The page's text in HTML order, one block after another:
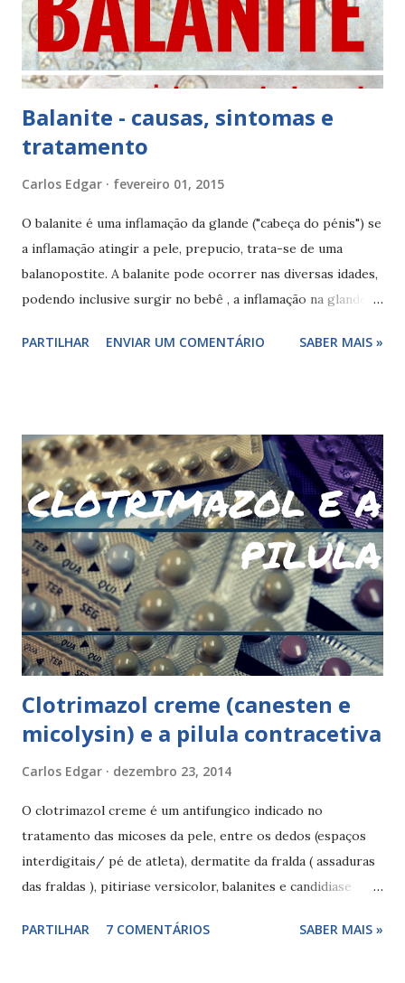
com gyno-pevaryl® urticária dematite de contacto
exfoliação da pele eritema dor, irritação e inchaço edema...
Balanite - causas, sintomas e
tratamento
Carlos Edgar fevereiro 01, 2015
O balanite é uma inflamação da glande ("cabeça do pénis") se
a inflamação atingir a pele, prepucio, trata-se de uma
balanopostite. A balanite pode ocorrer nas diversas idades,
podendo inclusive surgir no bebê , a inflamação na glande
contaminação dos tecidos por batérias, vírus ou fungos (
penetrações dolorosas), roupa (tecidos), preservativo ,
espermicidas , ausência de cuidados de higiene, infeções
sexualmente transmissíveis, alergias e doenças de pele. A
inflamação da glande - balanites podem surgir mais
facilmente em pessoas com diabetes , com menos cuidados
de higiene intima, parceiros com candidiase , psoriase,
traumas frequentes nas relações (fricção), pessoas obesas,
presença de dor nas relações sexuais ou presença de
doenças sexualm...
PARTILHAR ENVIAR UM COMENTÁRIO SABER MAIS »
Clotrimazol creme (canesten e
micolysin) e a pilula contracetiva
Carlos Edgar dezembro 23, 2014
O clotrimazol creme é um antifungico indicado no
tratamento das micoses da pele, entre os dedos (espaços
interdigitais/ pé de atleta), dermatite da fralda ( assaduras
das fraldas ), pitiriase versicolor, balanites e candidiase
álcool cetilico, álcool estearilico, para-hidroxibenzoato de
PARTILHAR 7 COMENTÁRIOS SABER MAIS »